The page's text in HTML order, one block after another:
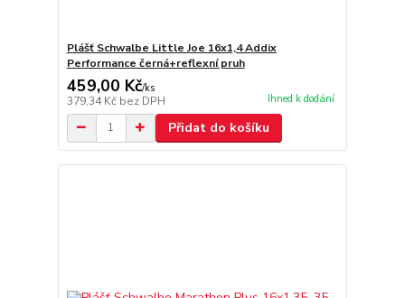
Plášť Schwalbe Little Joe 16x1,4 Addix
Performance černá+reflexní pruh
459,00 Kč/ks
379,34 Kč bez DPH Ihned k dodání
Přidat do košíku